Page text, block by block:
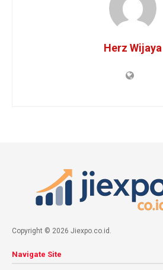
Herz Wijaya
Copyright © 2026 Jiexpo.co.id.
Navigate Site